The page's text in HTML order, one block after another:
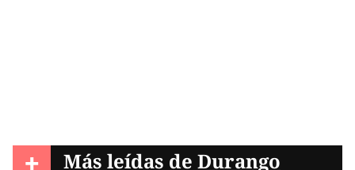
+ Más leídas de Durango